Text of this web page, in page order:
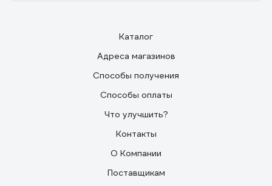
Каталог
Адреса магазинов
Способы получения
Способы оплаты
Что улучшить?
Контакты
О Компании
Поставщикам